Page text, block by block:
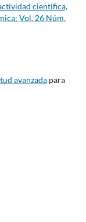
científica,
Vol. 26 Núm.
avanzadapara